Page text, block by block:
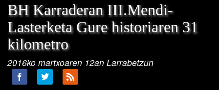
BH Karraderan III.Mendi-
Lasterketa Gure historiaren 31
kilometro
2016ko martxoaren 12an Larrabetzun